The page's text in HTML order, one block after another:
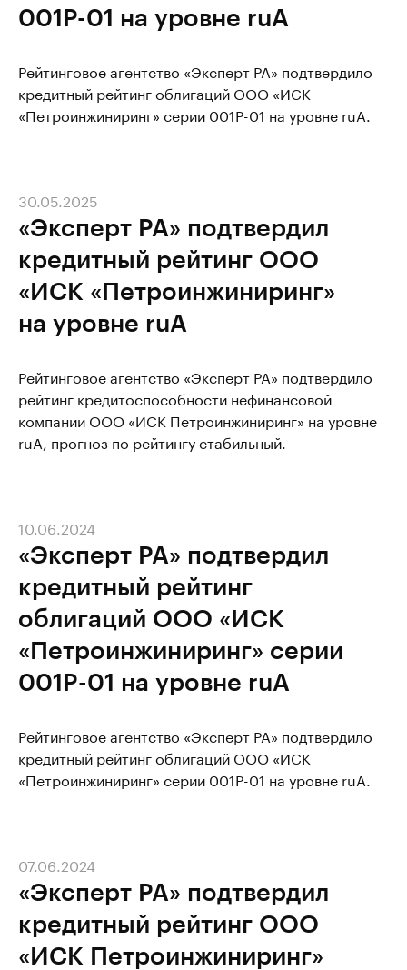
001Р-01 на уровне ruA
Рейтинговое агентство «Эксперт РА» подтвердило
кредитный рейтинг облигаций ООО «ИСК
«Петроинжиниринг» серии 001Р-01 на уровне ruA.
«Эксперт РА» подтвердил
кредитный рейтинг ООО
«ИСК «Петроинжиниринг»
на уровне ruA
30.05.2025
Рейтинговое агентство «Эксперт РА» подтвердило
рейтинг кредитоспособности нефинансовой
компании ООО «ИСК Петроинжиниринг» на уровне
ruA, прогноз по рейтингу стабильный.
«Эксперт РА» подтвердил
кредитный рейтинг
облигаций ООО «ИСК
«Петроинжиниринг» серии
001P-01 на уровне ruA
10.06.2024
Рейтинговое агентство «Эксперт РА» подтвердило
кредитный рейтинг облигаций ООО «ИСК
«Петроинжиниринг» серии 001P-01 на уровне ruA.
«Эксперт РА» подтвердил
кредитный рейтинг ООО
«ИСК Петроинжиниринг»
07.06.2024